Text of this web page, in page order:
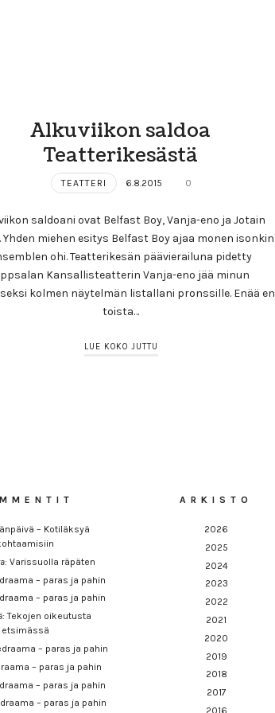
Alkuviikon saldoa
Teatterikesästä
TEATTERI 6.8.2015 0
saldoani ovat Belfast Boy, Vanja-eno ja Jotain
miehen esitys Belfast Boy ajaa monen isonkin
ohi. Teatterikesän päävierailuna pidetty
Kansallisteatterin Vanja-eno jää minun
kolmen näytelmän listallani pronssille. Enää en
toista…
LUE KOKO JUTTU
– Kotiläksyä
: Varissuolla räpäten
– paras ja pahin
– paras ja pahin
:Tekojen oikeutusta
etsimässä
– paras ja pahin
– paras ja pahin
– paras ja pahin
– paras ja pahin
ARKISTO
2026
2025
2024
2023
2022
2021
2020
2019
2018
2017
2016